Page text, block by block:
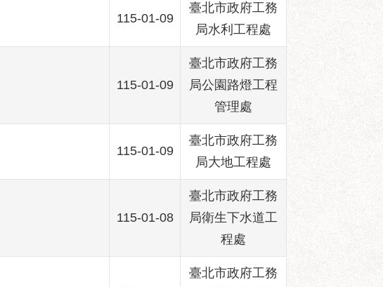
115-01-09
臺北市政府工務
局水利工程處
115-01-09
臺北市政府工務
局公園路燈工程
管理處
115-01-09
臺北市政府工務
局大地工程處
115-01-08
臺北市政府工務
局衛生下水道工
程處
臺北市政府工務